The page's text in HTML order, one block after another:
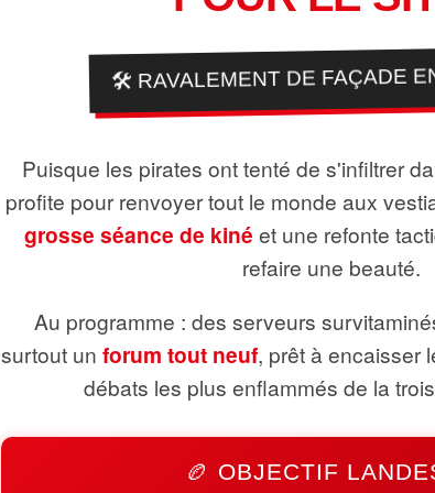
🛠️ RAVALEMENT DE FAÇADE
Puisque les pirates ont tenté de s'infiltrer
profite pour renvoyer tout le monde aux
grosse séance de kiné et une refonte
refaire une beauté.
Au programme : des serveurs
surtout un forum tout neuf, prêt à encaisser
débats les plus enflammés de la
🏉 OBJECTIF